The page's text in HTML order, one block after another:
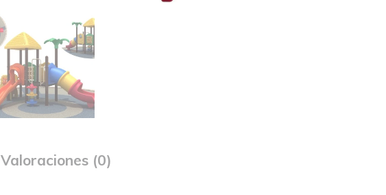
Valoraciones (0)